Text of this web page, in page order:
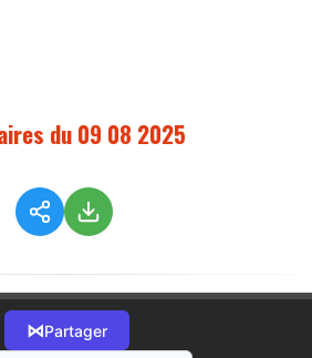
du 09 08 2025
⋈Partager